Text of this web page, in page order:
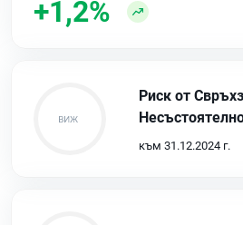
+1,2%
Риск от
към 31.12.2024 г.